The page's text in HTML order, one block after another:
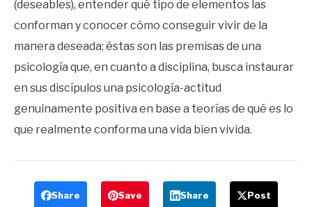
(deseables), entender qué tipo de elementos las
conforman y conocer cómo conseguir vivir de la
manera deseada; éstas son las premisas de una
psicología que, en cuanto a disciplina, busca instaurar
en sus discípulos una psicología-actitud
genuinamente positiva en base a teorías de qué es lo
que realmente conforma una vida bien vivida.
Share Save Share Post